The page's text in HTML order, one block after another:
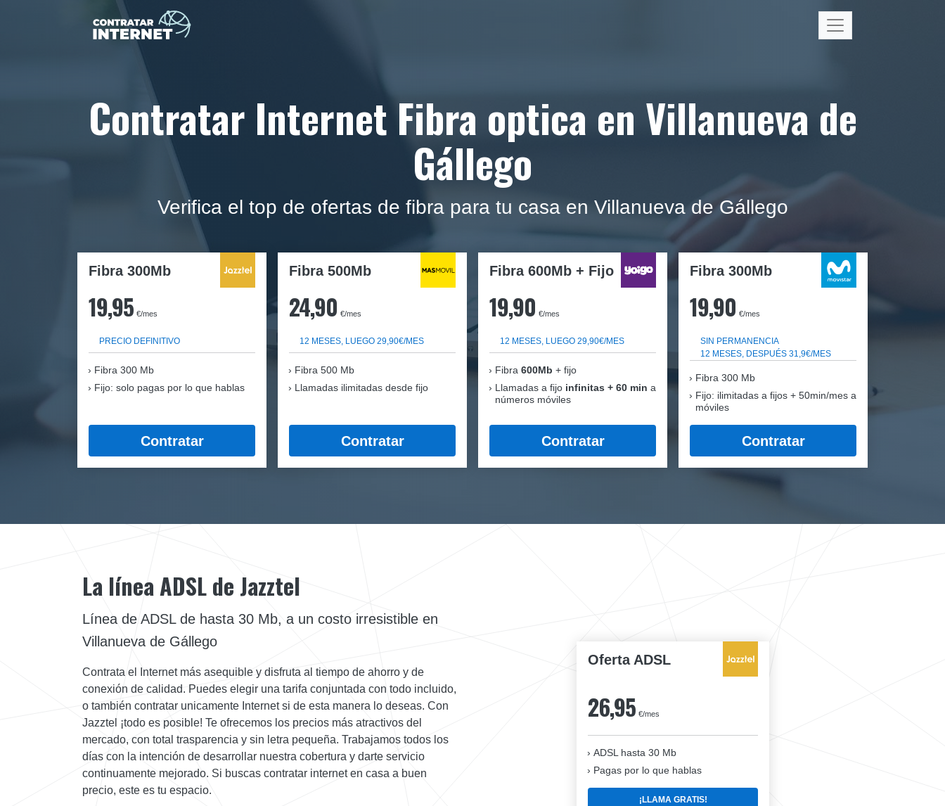
Contratar Internet Fibra optica en Villanueva de
Gállego
Verifica el top de ofertas de fibra para tu casa en Villanueva de Gállego
Fibra 300Mb
19,95 €/mes
PRECIO DEFINITIVO
Fibra 300 Mb
Fijo: solo pagas por lo que hablas
Contratar
Fibra 500Mb
24,90 €/mes
12 MESES, LUEGO 29,90€/MES
Fibra 500 Mb
Llamadas ilimitadas desde fijo
Contratar
Fibra 600Mb + Fijo
19,90 €/mes
12 MESES, LUEGO 29,90€/MES
Fibra 600Mb + fijo
Llamadas a fijo infinitas + 60 min a
números móviles
Contratar
Fibra 300Mb
19,90 €/mes
SIN PERMANENCIA
12 MESES, DESPUÉS 31,9€/MES
Fibra 300 Mb
Fijo: ilimitadas a fijos + 50min/mes a
móviles
Contratar
Oferta ADSL
26,95 €/mes
ADSL hasta 30 Mb
Pagas por lo que hablas
¡LLAMA GRATIS!
La línea ADSL de Jazztel
Línea de ADSL de hasta 30 Mb, a un costo irresistible en
Villanueva de Gállego
Contrata el Internet más asequible y disfruta al tiempo de ahorro y de
conexión de calidad. Puedes elegir una tarifa conjuntada con todo incluido,
o también contratar unicamente Internet si de esta manera lo deseas. Con
Jazztel ¡todo es posible! Te ofrecemos los precios más atractivos del
mercado, con total trasparencia y sin letra pequeña. Trabajamos todos los
días con la intención de desarrollar nuestra cobertura y darte servicio
continuamente mejorado. Si buscas contratar internet en casa a buen
precio, este es tu espacio.